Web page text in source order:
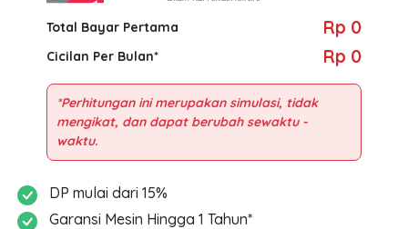
Total Bayar Pertama Rp 0
Cicilan Per Bulan* Rp 0
*Perhitungan ini merupakan simulasi, tidak
mengikat, dan dapat berubah sewaktu -
DP mulai dari 15%
Garansi Mesin Hingga 1 Tahun*